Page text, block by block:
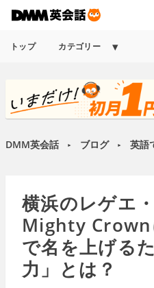
トップ カテゴリー
Expand
menu
DMM英会話 ► ブログ ► 英語
横浜のレゲエ
Mighty Crown
で名を上げる
力」とは？